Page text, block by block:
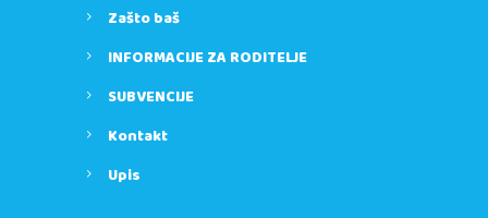
Zašto baš
INFORMACIJE ZA RODITELJE
SUBVENCIJE
Kontakt
Upis